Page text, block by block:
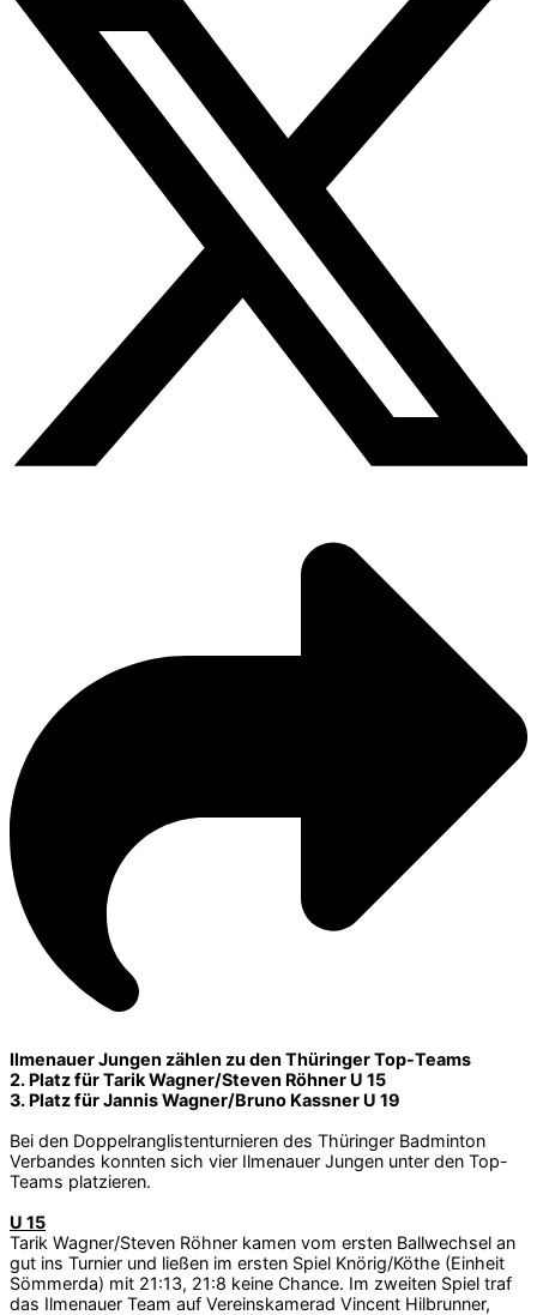
Ilmenauer Jungen zählen zu den Thüringer Top-Teams
2. Platz für Tarik Wagner/Steven Röhner U 15
3. Platz für Jannis Wagner/Bruno Kassner U 19
Bei den Doppelranglistenturnieren des Thüringer Badminton
Verbandes konnten sich vier Ilmenauer Jungen unter den Top-
Teams platzieren.
U 15
Tarik Wagner/Steven Röhner kamen vom ersten Ballwechsel an
gut ins Turnier und ließen im ersten Spiel Knörig/Köthe (Einheit
Sömmerda) mit 21:13, 21:8 keine Chance. Im zweiten Spiel traf
das Ilmenauer Team auf Vereinskamerad Vincent Hilbrunner,